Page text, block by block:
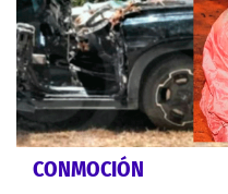
CONMOCIÓN